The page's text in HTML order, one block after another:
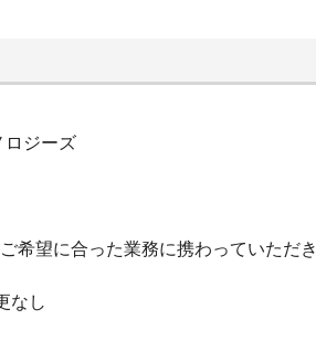
ジーズ
希望に合った業務に携わっていただき
なし